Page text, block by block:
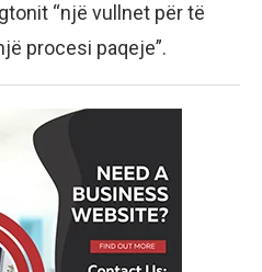
“një vullnet për të
procesi paqeje”.